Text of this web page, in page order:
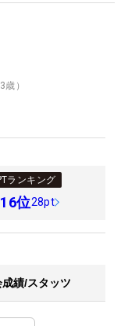
歳）
ランキング
位28pt
成績/スタッツ